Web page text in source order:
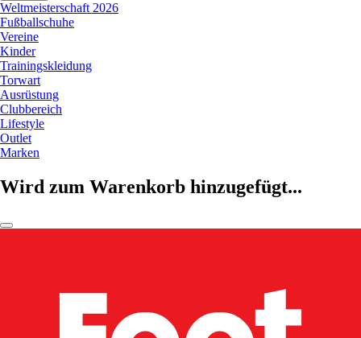
Weltmeisterschaft 2026
Fußballschuhe
Vereine
Kinder
Trainingskleidung
Torwart
Ausrüstung
Clubbereich
Lifestyle
Outlet
Marken
Wird zum Warenkorb hinzugefügt...